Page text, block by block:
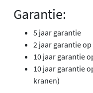
Garantie:
5 jaar garantie
2 jaar garantie
10 jaar garantie
10 jaar garantie
kranen)